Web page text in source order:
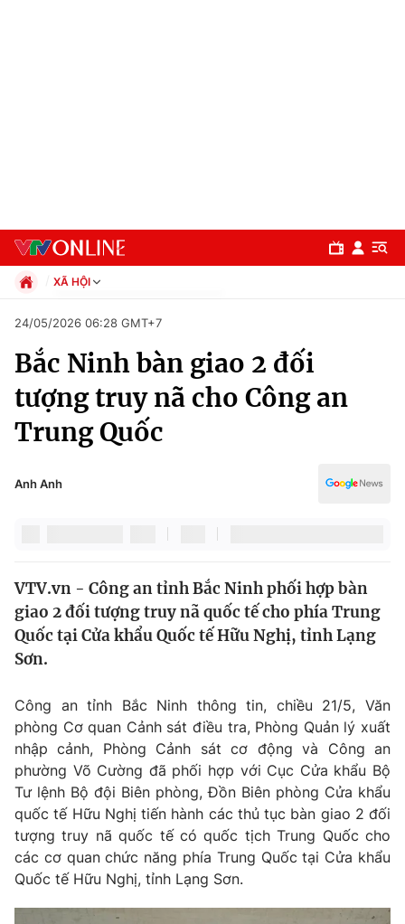
Chuyên mục
Chính trị
Thế giới
Tin tức
Câu chuyện quốc tế
Tài chính
Thị trường
Góc doanh nghiệp
Dữ liệu và đời sống
Truyền hình
Phim VTV
Hậu trường
Nhân vật
Giải trí
Điện ảnh
Âm nhạc
Đời sống
XÃ HỘI
Xã hội
Pháp luật
Thể thao
Truyền hình
Văn hóa - Giải trí
24/05/2026 06:28 GMT+7
Bắc Ninh bàn giao 2 đối
tượng truy nã cho Công an
Trung Quốc
Anh Anh
VTV.vn - Công an tỉnh Bắc Ninh phối hợp bàn
giao 2 đối tượng truy nã quốc tế cho phía Trung
Quốc tại Cửa khẩu Quốc tế Hữu Nghị, tỉnh Lạng
Sơn.
Công an tỉnh Bắc Ninh thông tin, chiều 21/5, Văn
phòng Cơ quan Cảnh sát điều tra, Phòng Quản lý xuất
nhập cảnh, Phòng Cảnh sát cơ động và Công an
phường Võ Cường đã phối hợp với Cục Cửa khẩu Bộ
Tư lệnh Bộ đội Biên phòng, Đồn Biên phòng Cửa khẩu
quốc tế Hữu Nghị tiến hành các thủ tục bàn giao 2 đối
tượng truy nã quốc tế có quốc tịch Trung Quốc cho
các cơ quan chức năng phía Trung Quốc tại Cửa khẩu
Quốc tế Hữu Nghị, tỉnh Lạng Sơn.